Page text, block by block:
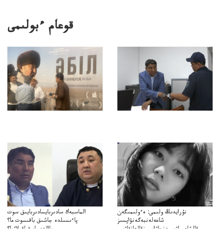
قوعام ءبولىمى
الماسبەك سادىربايسادىربايىق سوت
پاءىسىلدە جاشىق باقىسوت ما؟
پاالدەجابىقباقىلاۋما؟
نۇرايدىڭ ولىمى: ەءولىمىگەن
شاعەلەنبەگەنۋاپسىز
قالشاعىماۋىپمەنجاۋاپسىزقالعانقاۋىپ